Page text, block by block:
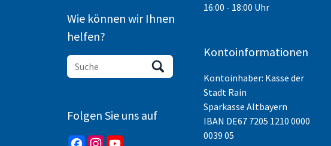
Wie können wir Ihnen
helfen?
Folgen Sie uns auf
16:00 - 18:00 Uhr
Kontoinformationen
Kontoinhaber: Kasse der
Stadt Rain
Sparkasse Altbayern
IBAN DE67 7205 1210 0000
0039 05